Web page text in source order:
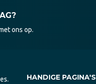
ons op.
HANDIGE PAGINA'S